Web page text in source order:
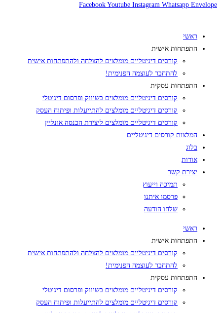
Facebook Youtube Instagram Whatsapp Envelope
ראשי
התפתחות אישית
קורסים דיגיטליים מומלצים להצלחה ולהתפתחות אישית
להתחבר לעוצמה הפנימית!
התפתחות עסקית
קורסים דיגיטליים מומלצים בשיווק ופרסום דיגיטלי
קורסים דיגיטליים מומלצים להתייעלות ופיתוח העסק
קורסים דיגיטליים מומלצים ליצירת הכנסה אונליין
המלצות קורסים דיגיטליים
בלוג
אודות
יצירת קשר
תמיכה וייעוץ
פרסמו איתנו
שלחו הודעה
ראשי
התפתחות אישית
קורסים דיגיטליים מומלצים להצלחה ולהתפתחות אישית
להתחבר לעוצמה הפנימית!
התפתחות עסקית
קורסים דיגיטליים מומלצים בשיווק ופרסום דיגיטלי
קורסים דיגיטליים מומלצים להתייעלות ופיתוח העסק